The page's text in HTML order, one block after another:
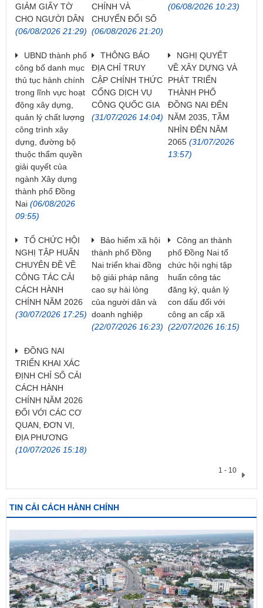
GIẢM GIẤY TỜ
CHO NGƯỜI DÂN
(06/08/2026 21:29)
CHÍNH VÀ
CHUYỂN ĐỔI SỐ
(06/08/2026 21:20)
(06/08/2026 10:23)
UBND thành phố
công bố danh mục
thủ tục hành chính
trong lĩnh vực hoạt
động xây dựng,
quản lý chất lượng
công trình xây
dựng, đường bộ
thuộc thẩm quyền
giải quyết của
ngành Xây dựng
thành phố Đồng
Nai (06/08/2026
09:55)
THÔNG BÁO
ĐỊA CHỈ TRUY
CẬP CHÍNH THỨC
CỔNG DỊCH VỤ
CÔNG QUỐC GIA
(31/07/2026 14:04)
NGHỊ QUYẾT
VỀ XÂY DỰNG VÀ
PHÁT TRIỂN
THÀNH PHỐ
ĐỒNG NAI ĐẾN
NĂM 2035, TẦM
NHÌN ĐẾN NĂM
2065(31/07/2026
13:57)
TỔ CHỨC HỘI
NGHỊ TẬP HUẤN
CHUYÊN ĐỀ VỀ
CÔNG TÁC CẢI
CÁCH HÀNH
CHÍNH NĂM 2026
(30/07/2026 17:25)
Bảo hiểm xã hội
thành phố Đồng
Nai triển khai đồng
bộ giải pháp nâng
cao sự hài lòng
của người dân và
doanh nghiệp
(22/07/2026 16:23)
Công an thành
phố Đồng Nai tổ
chức hội nghị tập
huấn công tác
đăng ký, quản lý
con dấu đối với
công an cấp xã
(22/07/2026 16:15)
ĐỒNG NAI
TRIỂN KHAI XÁC
ĐỊNH CHỈ SỐ CẢI
CÁCH HÀNH
CHÍNH NĂM 2026
ĐỐI VỚI CÁC CƠ
QUAN, ĐƠN VỊ,
ĐỊA PHƯƠNG
(10/07/2026 15:18)
1 - 10
TIN CẢI CÁCH HÀNH CHÍNH